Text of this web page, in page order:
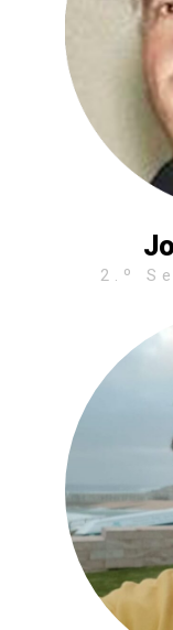
2.º